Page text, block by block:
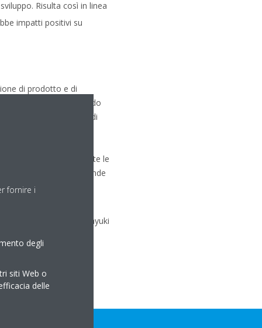
Risulta così in linea
impatti positivi su
di prodotto e di
meno energia e facendo
della prima gamma di
che seguono tutte le
Daikin risponde
” ha dichiarato Takayuki
fornire i
degli
siti Web o
delle